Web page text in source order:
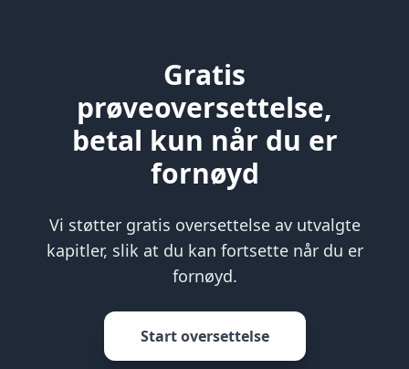
Gratis
prøveoversettelse,
betal kun når du er
fornøyd
Vi støtter gratis oversettelse av utvalgte
kapitler, slik at du kan fortsette når du er
fornøyd.
Start oversettelse